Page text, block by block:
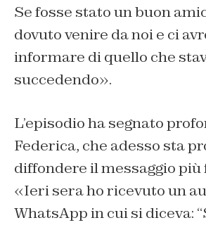
Se fosse stato un buon
dovuto venire da noi e ci
informare di quello che
succedendo».
L’episodio ha segnato
Federica, che adesso sta
diffondere il messaggio più
«Ieri sera ho ricevuto un
WhatsApp in cui si diceva: